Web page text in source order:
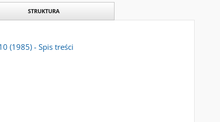
STRUKTURA
(1985) - Spis treści